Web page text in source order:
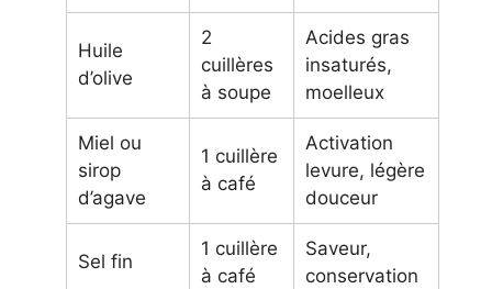
Huile
d’olive
2
cuillères
à soupe
Acides gras
insaturés,
moelleux
Miel ou
sirop
d’agave
1 cuillère
à café
Activation
levure, légère
douceur
Sel fin
1 cuillère
à café
Saveur,
conservation